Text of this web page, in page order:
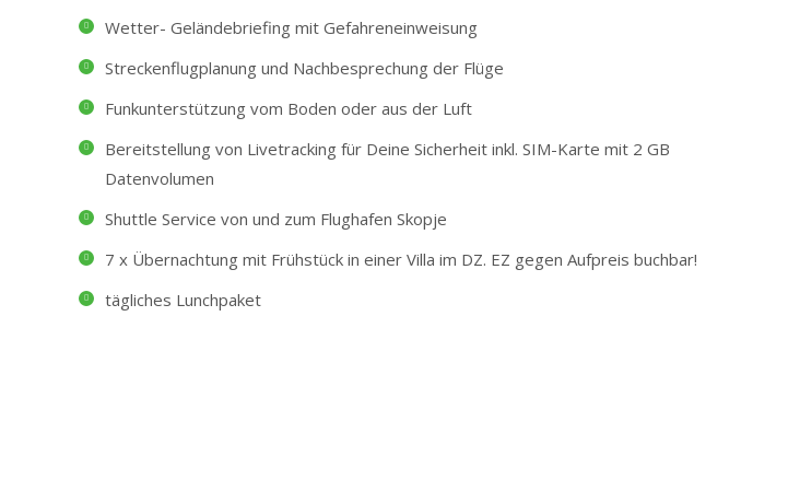
Wetter- Geländebriefing mit Gefahreneinweisung
Streckenflugplanung und Nachbesprechung der Flüge
Funkunterstützung vom Boden oder aus der Luft
Bereitstellung von Livetracking für Deine Sicherheit inkl. SIM-Karte mit 2 GB
Datenvolumen
Shuttle Service von und zum Flughafen Skopje
7 x Übernachtung mit Frühstück in einer Villa im DZ. EZ gegen Aufpreis buchbar!
tägliches Lunchpaket